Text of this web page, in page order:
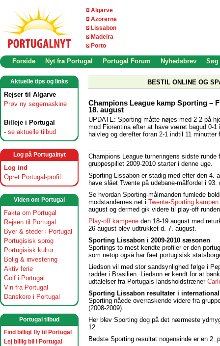
Algarve
Azorerne
Lissabon
Madeira
Porto
Forside Nyt fra Portugal Portugal Forum Nyhedsbrev Søg
Aktuelle tips og links
Rejser til Algarve
Prøv ny søgemaskine
Billeje i Portugal
- se aktuelle tilbud
Log på Portugalnyt
Log ind
Opret Portugal-profil
Viden om Portugal
Fakta om Portugal
Rejsen til Portugal
Byer & steder i Portugal
Portugisisk sprog
Portugisisk kultur
Bolig & investering
Aktiv ferie
Golf i Portugal
Vin fra Portugal
Danskere i Portugal
Portugal tilbud
Find billigt fly til Portugal
Lej billig bil i Portugal
BESTIL ONLINE OG
Champions League kamp Sporting –
18. august
UPDATE: Sporting måtte nøjes med 2-2 på
mod Fiorentina efter at have været bagud 0-1
halvleg og derefter foran 2-1 indtil 11 minutter
Champions League turneringens sidste runde
gruppespillet 2009-2010 starter i denne uge.
Sporting Lissabon er stadig med efter den 4.
have slået Twente på udebane-målfordel i 93.
Se hvordan Sporting-målmanden fumlede
modstandernes net i Twente-Sporting kampen
august og dermed gik videre til play-off
Play-off kampene den 18-19 august med
26 august blev udtrukket d. 7. august.
Sporting Lissabon i 2009-2010 sæsonen
Sportings to mest kendte profiler er den
som netop også har fået portugisisk
Liedson vil med stor sandsynlighed følge i
rødder i Brasilien. Liedson er kendt for at
udtalelser fra Portugals landsholdstræner
Sporting Lissabon resultater i
Sporting nåede overraskende videre fra
(2008-2009).
Her blev Sporting dog på det nærmeste
12.
Bedste Sporting resultat nogensinde er en 2.